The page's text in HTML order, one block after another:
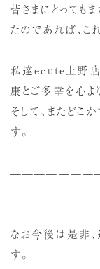
皆さまにとっても
たのであれば、こ
私達ecute上野店
康とご多幸を心よ
そして、またどこ
す。
——
なお今後は是非
す。